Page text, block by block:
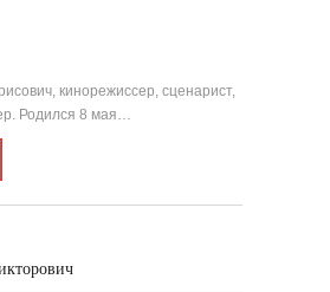
кинорежиссер, сценарист,
Родился 8 мая…